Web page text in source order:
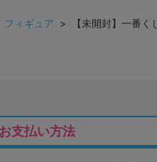
フィギュア > 【未開封】一番く
お支払い方法